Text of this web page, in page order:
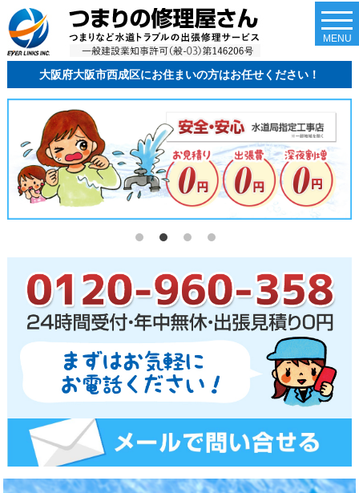
大阪府大阪市西成区にお住まいの方はお任せください！
MENU